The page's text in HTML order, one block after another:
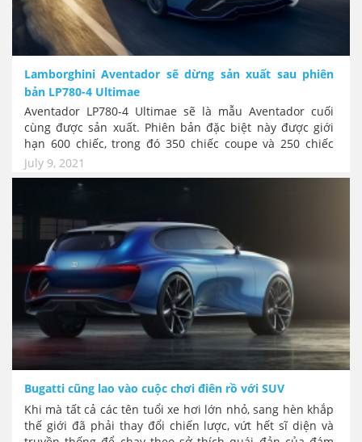
Lamborghini Aventador sẽ dừng sản xuất sau phiên
bản LP780-4 Ultimae
Aventador LP780-4 Ultimae sẽ là mẫu Aventador cuối
cùng được sản xuất. Phiên bản đặc biệt này được giới
hạn 600 chiếc, trong đó 350 chiếc coupe và 250 chiếc
roadster. Siêu xe hàng độc này sẽ có giá khoảng 546.000
USD
July 9, 2021
Bugatti cũng lao vào cuộc chơi điên rồ với SUV
Khi mà tất cả các tên tuổi xe hơi lớn nhỏ, sang hèn khắp
thế giới đã phải thay đổi chiến lược, vứt hết sĩ diện và